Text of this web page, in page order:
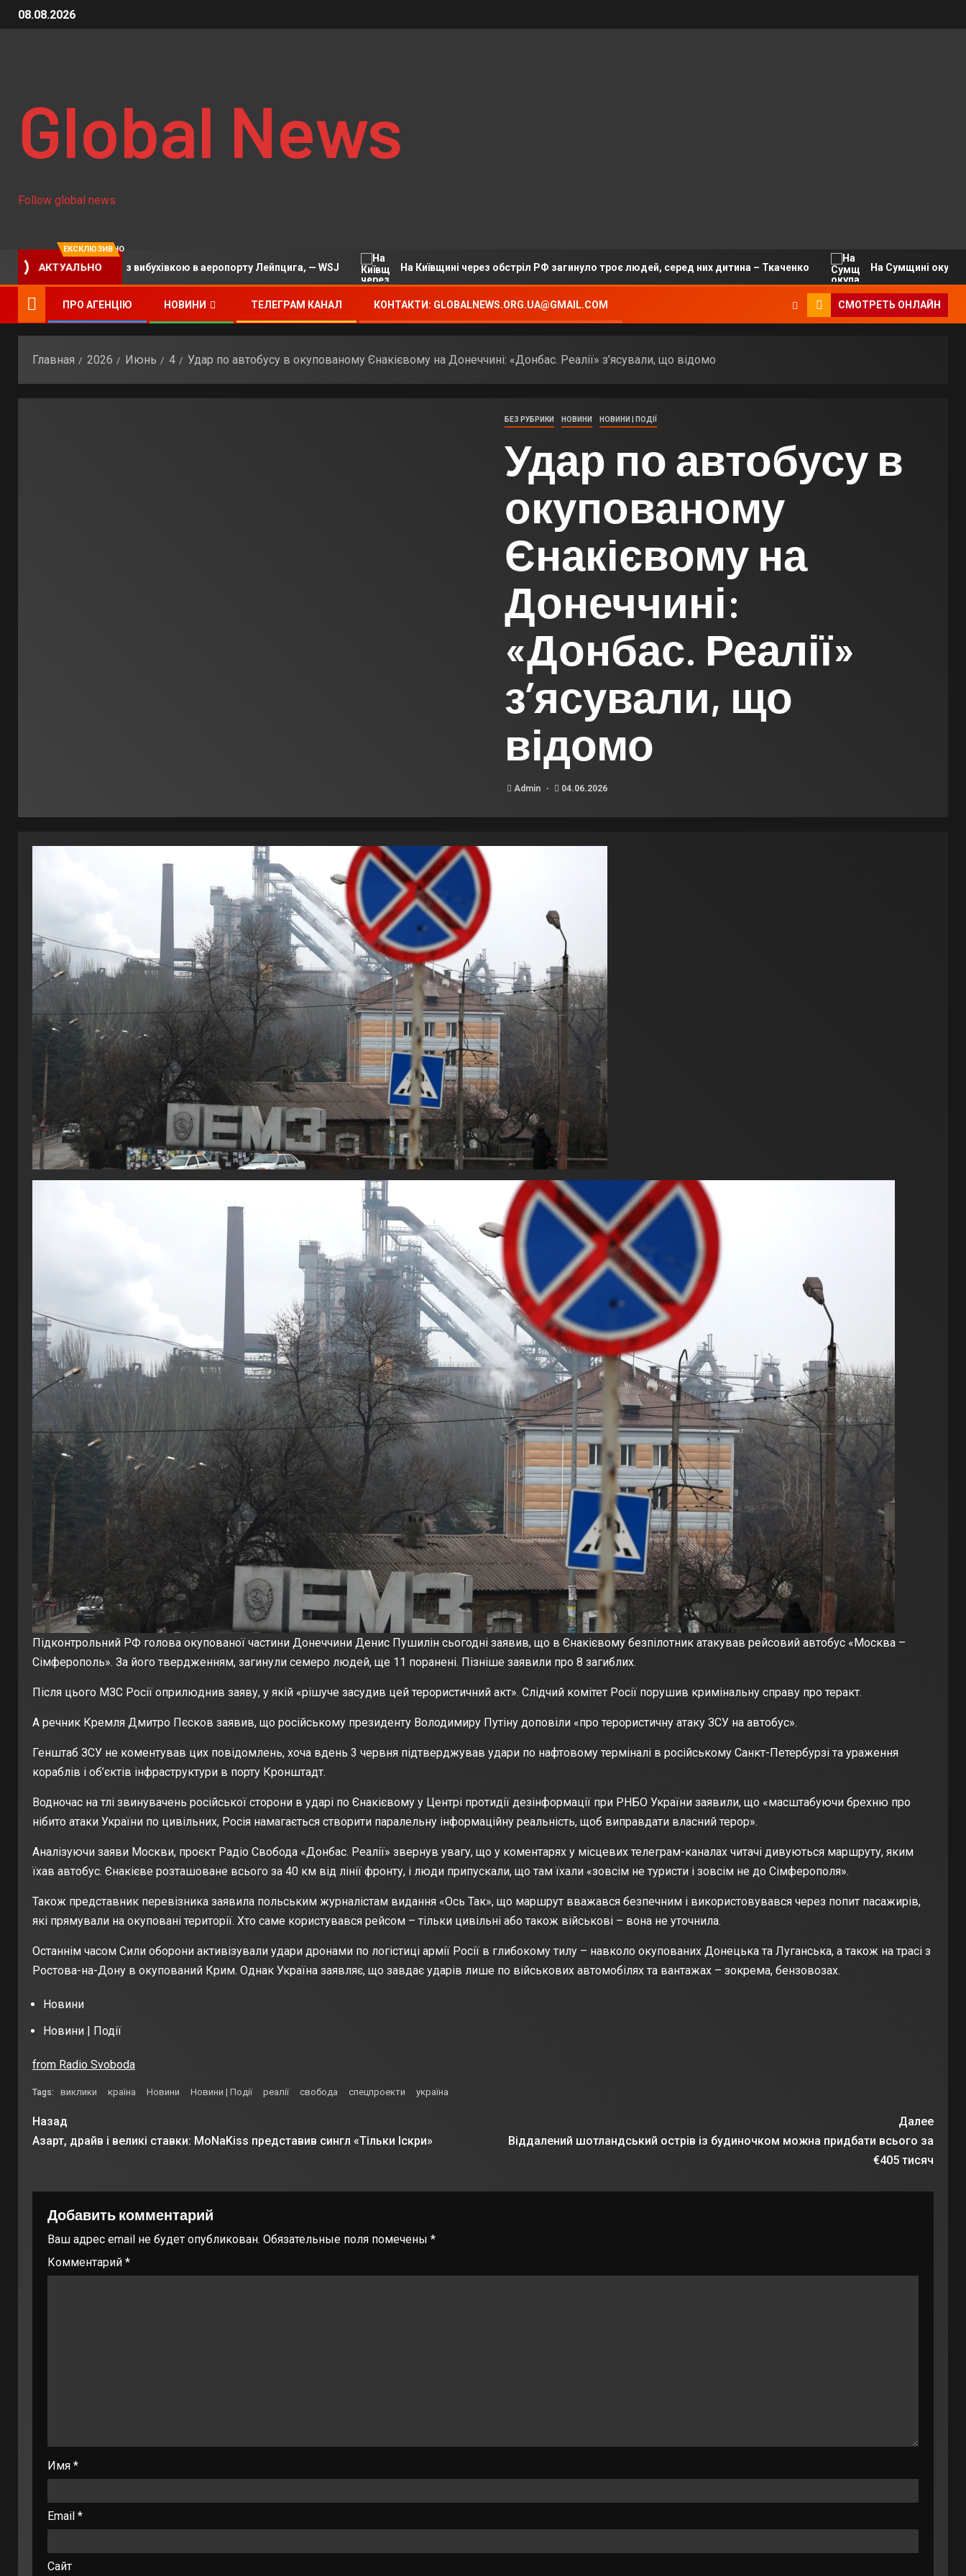
08.08.2026
Global News
Follow global news
ЕКСКЛЮЗИВНО
АКТУАЛЬНО
дрон з вибухівкою в аеропорту Лейпцига, — WSJ На Київщині через обстріл РФ загинуло троє людей, серед них дитина – Ткаченко На Сумщині окупанти вдарили
ПРО АГЕНЦІЮ НОВИНИ ТЕЛЕГРАМ КАНАЛ КОНТАКТИ: GLOBALNEWS.ORG.UA@GMAIL.COM СМОТРЕТЬ ОНЛАЙН
Главная 2026 Июнь 4 Удар по автобусу в окупованому Єнакієвому на Донеччині: «Донбас. Реалії» з’ясували, що відомо
БЕЗ РУБРИКИ НОВИНИ НОВИНИ | ПОДІЇ
Удар по автобусу в
окупованому
Єнакієвому на
Донеччині:
«Донбас. Реалії»
з’ясували, що
відомо
Admin 04.06.2026
Підконтрольний РФ голова окупованої частини Донеччини Денис Пушилін сьогодні заявив, що в Єнакієвому безпілотник атакував рейсовий автобус «Москва –
Сімферополь». За його твердженням, загинули семеро людей, ще 11 поранені. Пізніше заявили про 8 загиблих.
Після цього МЗС Росії оприлюднив заяву, у якій «рішуче засудив цей терористичний акт». Слідчий комітет Росії порушив кримінальну справу про теракт.
А речник Кремля Дмитро Пєсков заявив, що російському президенту Володимиру Путіну доповіли «про терористичну атаку ЗСУ на автобус».
Генштаб ЗСУ не коментував цих повідомлень, хоча вдень 3 червня підтверджував удари по нафтовому терміналі в російському Санкт-Петербурзі та ураження
кораблів і об’єктів інфраструктури в порту Кронштадт.
Водночас на тлі звинувачень російської сторони в ударі по Єнакієвому у Центрі протидії дезінформації при РНБО України заявили, що «масштабуючи брехню про
нібито атаки України по цивільних, Росія намагається створити паралельну інформаційну реальність, щоб виправдати власний терор».
Аналізуючи заяви Москви, проєкт Радіо Свобода «Донбас. Реалії» звернув увагу, що у коментарях у місцевих телеграм-каналах читачі дивуються маршруту, яким
їхав автобус. Єнакієве розташоване всього за 40 км від лінії фронту, і люди припускали, що там їхали «зовсім не туристи і зовсім не до Сімферополя».
Також представник перевізника заявила польським журналістам видання «Ось Так», що маршрут вважався безпечним і використовувався через попит пасажирів,
які прямували на окуповані території. Хто саме користувався рейсом – тільки цивільні або також військові – вона не уточнила.
Останнім часом Сили оборони активізували удари дронами по логістиці армії Росії в глибокому тилу – навколо окупованих Донецька та Луганська, а також на трасі з
Ростова-на-Дону в окупований Крим. Однак Україна заявляє, що завдає ударів лише по військових автомобілях та вантажах – зокрема, бензовозах.
Новини
Новини | Події
from Radio Svoboda
Tags: виклики країна Новини Новини | Події реалії свобода спецпроекти україна
Назад
Азарт, драйв і великі ставки: MoNaKiss представив сингл «Тільки Іскри»
Далее
Віддалений шотландський острів із будиночком можна придбати всього за
€405 тисяч
Добавить комментарий
Ваш адрес email не будет опубликован. Обязательные поля помечены *
Комментарий *
Имя *
Email *
Сайт